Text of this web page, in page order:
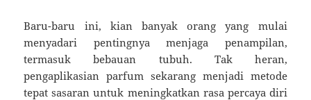
Baru-baru ini, kian banyak orang yang mulai
menyadari pentingnya menjaga penampilan,
termasuk bebauan tubuh. Tak heran,
pengaplikasian parfum sekarang menjadi metode
tepat sasaran untuk meningkatkan rasa percaya diri